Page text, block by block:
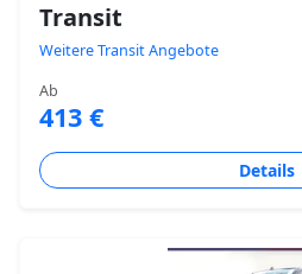
Transit
Weitere Transit Angebote
Ab
413 €
Details